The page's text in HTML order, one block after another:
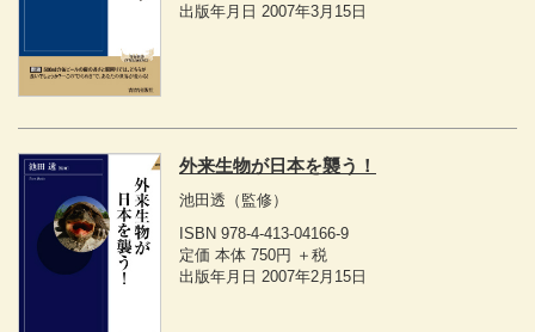
出版年月日 2007年3月15日
外来生物が日本を襲う！
池田透 （監修）
ISBN 978-4-413-04166-9
定価 本体 750円 ＋税
出版年月日 2007年2月15日